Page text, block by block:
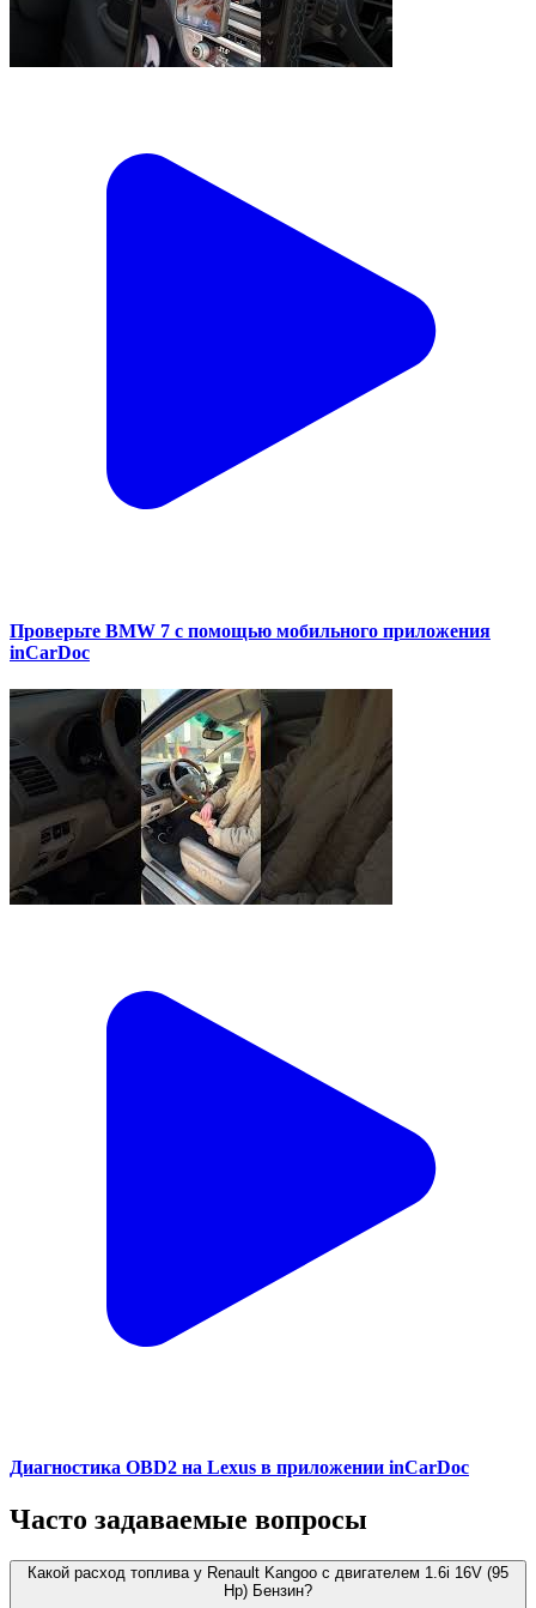
Проверьте BMW 7 с помощью мобильного приложения
inCarDoc
Диагностика OBD2 на Lexus в приложении inCarDoc
Часто задаваемые вопросы
Какой расход топлива у Renault Kangoo с двигателем 1.6i 16V (95
Hp) Бензин?